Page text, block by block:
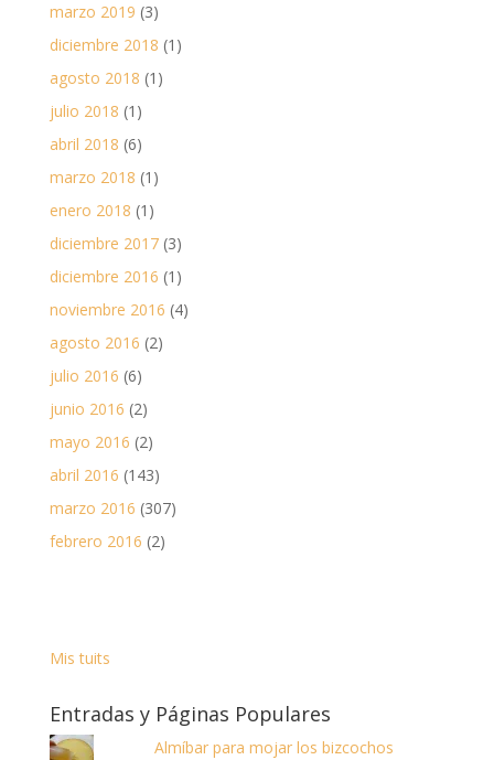
marzo 2019 (3)
diciembre 2018 (1)
agosto 2018 (1)
julio 2018 (1)
abril 2018 (6)
marzo 2018 (1)
enero 2018 (1)
diciembre 2017(3)
diciembre 2016 (1)
noviembre 2016 (4)
agosto 2016 (2)
julio 2016 (6)
junio 2016 (2)
mayo 2016 (2)
abril 2016 (143)
marzo 2016 (307)
febrero 2016 (2)
Mis tuits
Entradas y Páginas Populares
Almíbar para mojar los bizcochos